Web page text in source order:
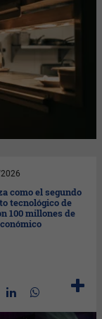
como el segundo
tecnológico de
100 millones de